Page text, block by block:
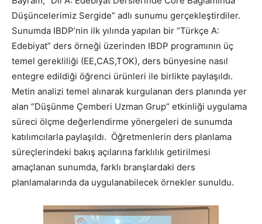
Düşüncelerimiz Sergide” adlı sunumu gerçekleştirdiler.
Sunumda IBDP’nin ilk yılında yapılan bir “Türkçe A:
Edebiyat” ders örneği üzerinden IBDP programının üç
temel gerekliliği (EE,CAS,TOK), ders bünyesine nasıl
entegre edildiği öğrenci ürünleri ile birlikte paylaşıldı.
Metin analizi temel alınarak kurgulanan ders planında yer
alan “Düşünme Çemberi Uzman Grup” etkinliği uygulama
süreci ölçme değerlendirme yönergeleri de sunumda
katılımcılarla paylaşıldı. Öğretmenlerin ders planlama
süreçlerindeki bakış açılarına farklılık getirilmesi
amaçlanan sunumda, farklı branşlardaki ders
planlamalarında da uygulanabilecek örnekler sunuldu.